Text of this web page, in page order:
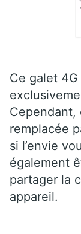
Ce galet
remplacée
si l’envie
également
partager la
appareil.